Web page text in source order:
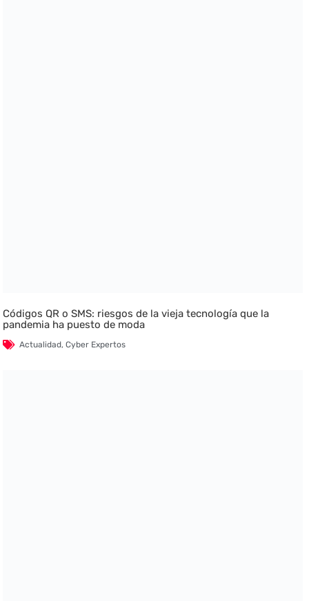
Códigos QR o SMS: riesgos de la vieja tecnología que la
pandemia ha puesto de moda
Actualidad,Cyber Expertos